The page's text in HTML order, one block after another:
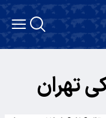
تهران